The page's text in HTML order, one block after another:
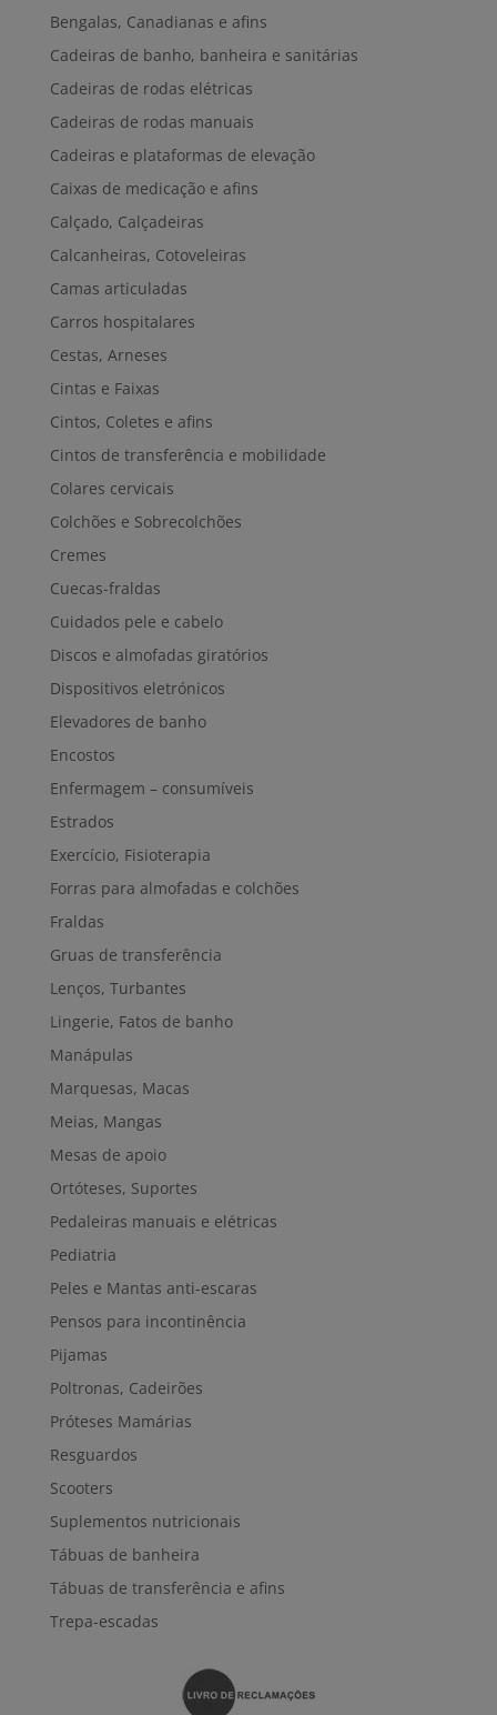
Bengalas, Canadianas e afins
Cadeiras de banho, banheira e sanitárias
Cadeiras de rodas elétricas
Cadeiras de rodas manuais
Cadeiras e plataformas de elevação
Caixas de medicação e afins
Calçado, Calçadeiras
Calcanheiras, Cotoveleiras
Camas articuladas
Carros hospitalares
Cestas, Arneses
Cintas e Faixas
Cintos, Coletes e afins
Cintos de transferência e mobilidade
Colares cervicais
Colchões e Sobrecolchões
Cremes
Cuecas-fraldas
Cuidados pele e cabelo
Discos e almofadas giratórios
Dispositivos eletrónicos
Elevadores de banho
Encostos
Enfermagem – consumíveis
Estrados
Exercício, Fisioterapia
Forras para almofadas e colchões
Fraldas
Gruas de transferência
Lenços, Turbantes
Lingerie, Fatos de banho
Manápulas
Marquesas, Macas
Meias, Mangas
Mesas de apoio
Ortóteses, Suportes
Pedaleiras manuais e elétricas
Pediatria
Peles e Mantas anti-escaras
Pensos para incontinência
Pijamas
Poltronas, Cadeirões
Próteses Mamárias
Resguardos
Scooters
Suplementos nutricionais
Tábuas de banheira
Tábuas de transferência e afins
Trepa-escadas